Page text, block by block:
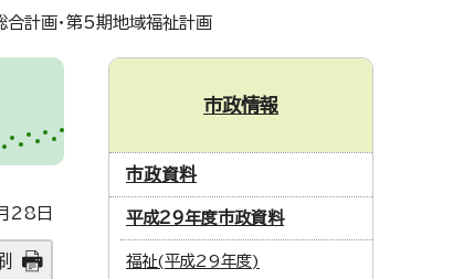
計画・第5期地域福祉計画
28日
市政情報
市政資料
平成29年度市政資料
福祉(平成29年度)